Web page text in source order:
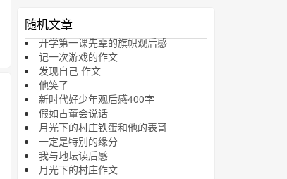
随机文章
开学第一课先辈的旗帜观后感
记一次游戏的作文
发现自己 作文
他笑了
新时代好少年观后感400字
假如古董会说话
月光下的村庄铁蛋和他的表哥
一定是特别的缘分
我与地坛读后感
月光下的村庄作文